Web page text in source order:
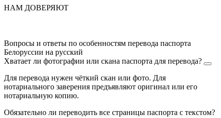
НАМ ДОВЕРЯЮТ
Вопросы и ответы по особенностям перевода паспорта
Белоруссии на русский
Хватает ли фотографии или скана паспорта для перевода?
Для перевода нужен чёткий скан или фото. Для
нотариального заверения предъявляют оригинал или его
нотариальную копию.
Обязательно ли переводить все страницы паспорта с текстом?